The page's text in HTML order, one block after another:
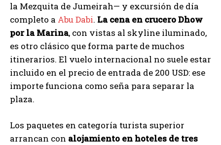
la Mezquita de Jumeirah— y excursión de día
completo a Abu Dabi. La cena en crucero Dhow
por la Marina, con vistas al skyline iluminado,
es otro clásico que forma parte de muchos
itinerarios. El vuelo internacional no suele estar
incluido en el precio de entrada de 200 USD: ese
importe funciona como seña para separar la
plaza.
Los paquetes en categoría turista superior
arrancan con alojamiento en hoteles de tres